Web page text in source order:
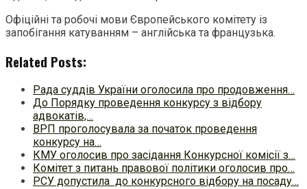
Офіційні та робочі мови Європейського комітету із
запобігання катуванням – англійська та французька.
Related Posts:
Рада суддів України оголосила про продовження…
До Порядку проведення конкурсу з відбору
адвокатів,…
ВРП проголосувала за початок проведення
конкурсу на…
КМУ оголосив про засідання Конкурсної комісії з…
Комітет з питань правової політики оголосив про…
РСУ допустила до конкурсного відбору на посаду…